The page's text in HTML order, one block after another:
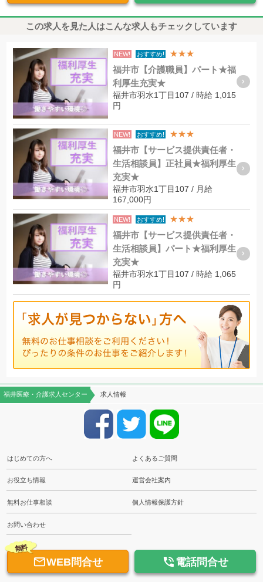
この求人を見た人はこんな求人もチェックしています
NEW! おすすめ! ★★★
福井市【介護職員】パート★福
利厚生充実★
福井市羽水1丁目107 / 時給 1,015
円
NEW! おすすめ! ★★★
福井市【サービス提供責任者・
生活相談員】正社員★福利厚生
充実★
福井市羽水1丁目107 / 月給
167,000円
NEW! おすすめ! ★★★
福井市【サービス提供責任者・
生活相談員】パート★福利厚生
充実★
福井市羽水1丁目107 / 時給 1,065
円
福井医療・介護求人センター 求人情報
はじめての方へ よくあるご質問
お役立ち情報 運営会社案内
無料お仕事相談 個人情報保護方針
お問い合わせ
無料
WEB問合せ  電話問合せ